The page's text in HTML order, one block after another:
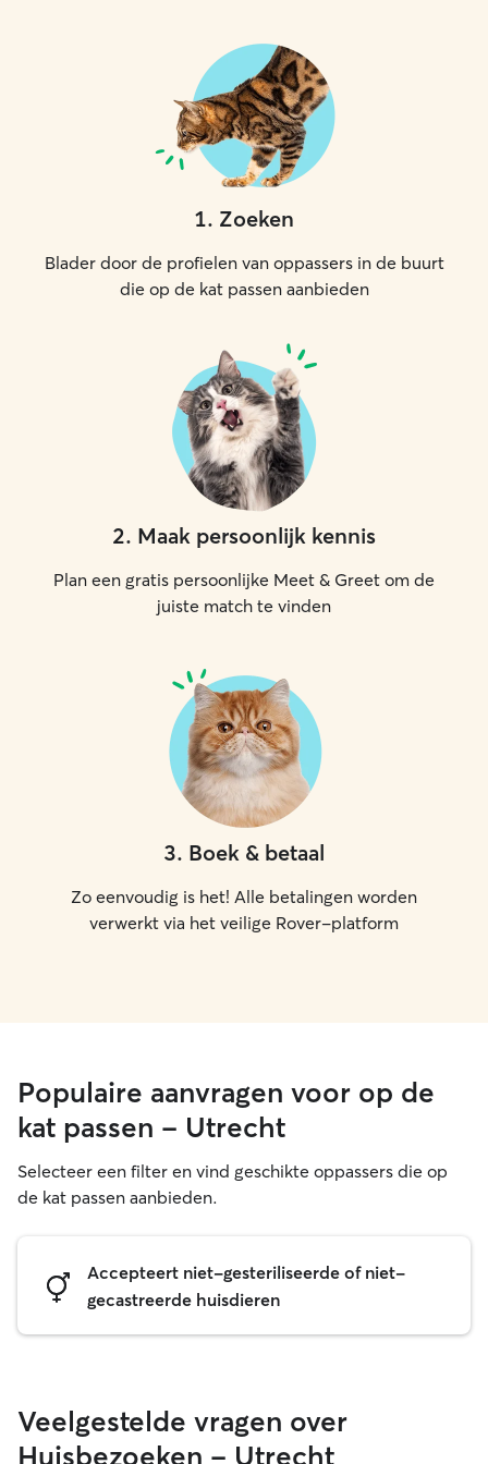
1. Zoeken
Blader door de profielen van oppassers in de buurt
die op de kat passen aanbieden
2. Maak persoonlijk kennis
Plan een gratis persoonlijke Meet & Greet om de
juiste match te vinden
3. Boek & betaal
Zo eenvoudig is het! Alle betalingen worden
verwerkt via het veilige Rover-platform
Populaire aanvragen voor op de
kat passen - Utrecht
Selecteer een filter en vind geschikte oppassers die op
de kat passen aanbieden.
Accepteert niet-gesteriliseerde of niet-
gecastreerde huisdieren
Veelgestelde vragen over
Huisbezoeken - Utrecht